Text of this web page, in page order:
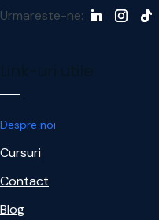
Urmareste-ne:
Despre noi
Cursuri
Contact
Blog